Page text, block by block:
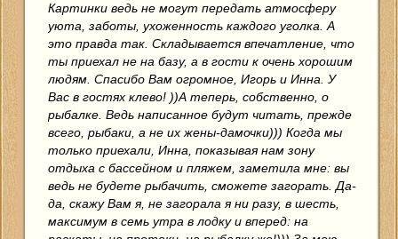
Картинки ведь не могут передать атмосферу
уюта, заботы, ухоженность каждого уголка. А
это правда так. Складывается впечатление, что
ты приехал не на базу, а в гости к очень хорошим
людям. Спасибо Вам огромное, Игорь и Инна. У
Вас в гостях клево! ))А теперь, собственно, о
рыбалке. Ведь написанное будут читать, прежде
всего, рыбаки, а не их жены-дамочки))) Когда мы
только приехали, Инна, показывая нам зону
отдыха с бассейном и пляжем, заметила мне: вы
ведь не будете рыбачить, сможете загорать. Да-
да, скажу Вам я, не загорала я ни разу, в шесть,
максимум в семь утра в лодку и вперед: на